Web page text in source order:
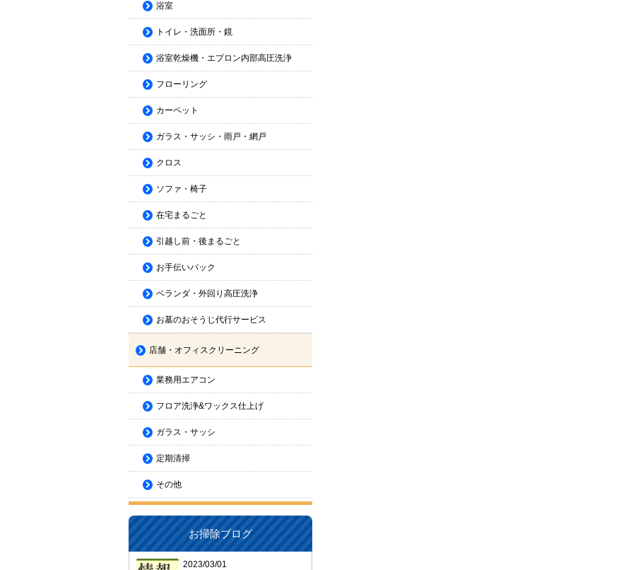
浴室
トイレ・洗面所・鏡
浴室乾燥機・エプロン内部高圧洗浄
フローリング
カーペット
ガラス・サッシ・雨戸・網戸
クロス
ソファ・椅子
在宅まるごと
引越し前・後まるごと
お手伝いパック
ベランダ・外回り高圧洗浄
お墓のおそうじ代行サービス
店舗・オフィスクリーニング
業務用エアコン
フロア洗浄&ワックス仕上げ
ガラス・サッシ
定期清掃
その他
お掃除ブログ
2023/03/01